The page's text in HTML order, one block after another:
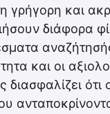
γρήγορη και
διάφορα
και οι